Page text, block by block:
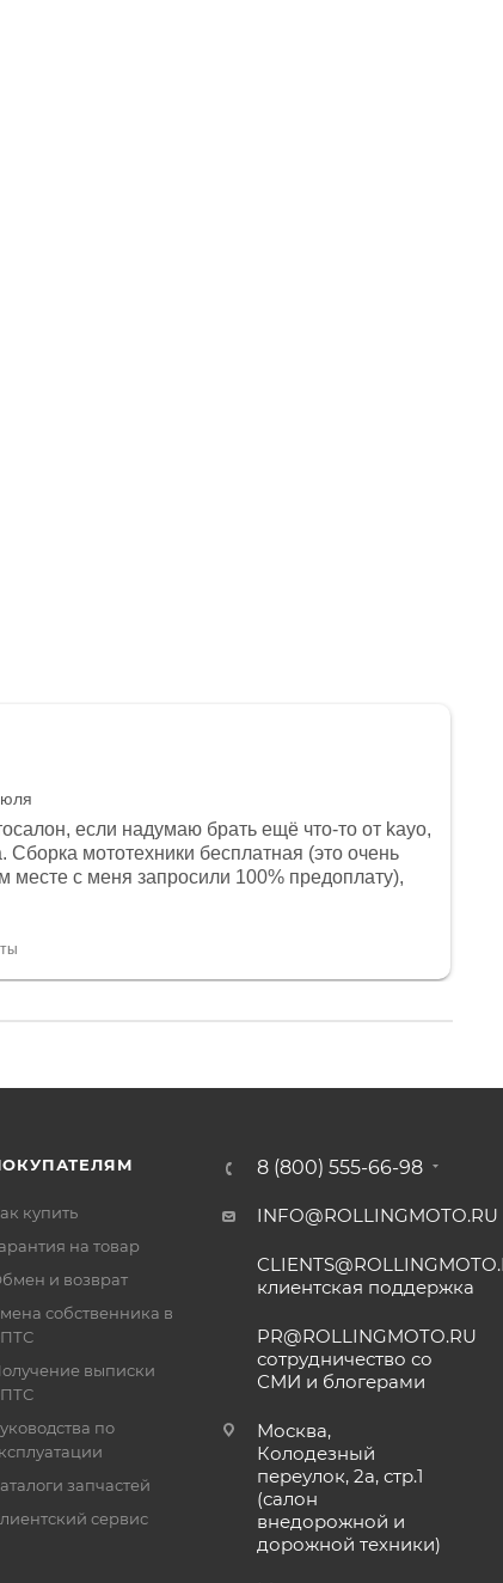
если надумаю брать ещё что-то от kayo,
Сборка мототехники бесплатная (это очень
месте с меня запросили 100% предоплату),
всегда на связи, очень детально всё
купить
на товар
и возврат
собственника в
выписки
по
запчастей
сервис
8 (800) 555-66-98
INFO@ROLLINGMOTO.RU
клиентская поддержка
PR@ROLLINGMOTO.RU
сотрудничество со
СМИ и блогерами
Москва,
Колодезный
переулок, 2а, стр.1
(салон
внедорожной и
дорожной техники)